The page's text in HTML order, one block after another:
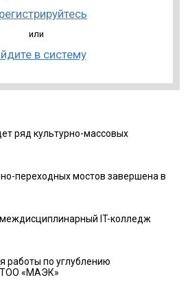
или
в систему
ряд культурно-массовых
переходных мостов завершена в
IT-колледж
работы по углублению
ТОО «МАЭК»